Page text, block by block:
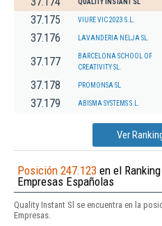
QUALITY INSTANT SL
37.175 VIURE VIC 2023 S.L.
37.176 LAVANDERIA NELJA SL.
37.177
BARCELONA SCHOOL OF
CREATIVITY SL.
37.178 PROMONSA SL
37.179 ABISMA SYSTEMS S.L.
Ver
Posición 247.123 en el
Empresas Españolas
Quality Instant Sl se encuentra en la
Empresas.